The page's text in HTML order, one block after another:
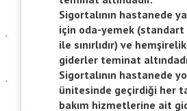
Sigortalının hastanede
için oda-yemek
ile sınırlıdır) ve
giderler teminat
Sigortalının hastanede
ünitesinde geçirdiği her
bakım hizmetlerine ait